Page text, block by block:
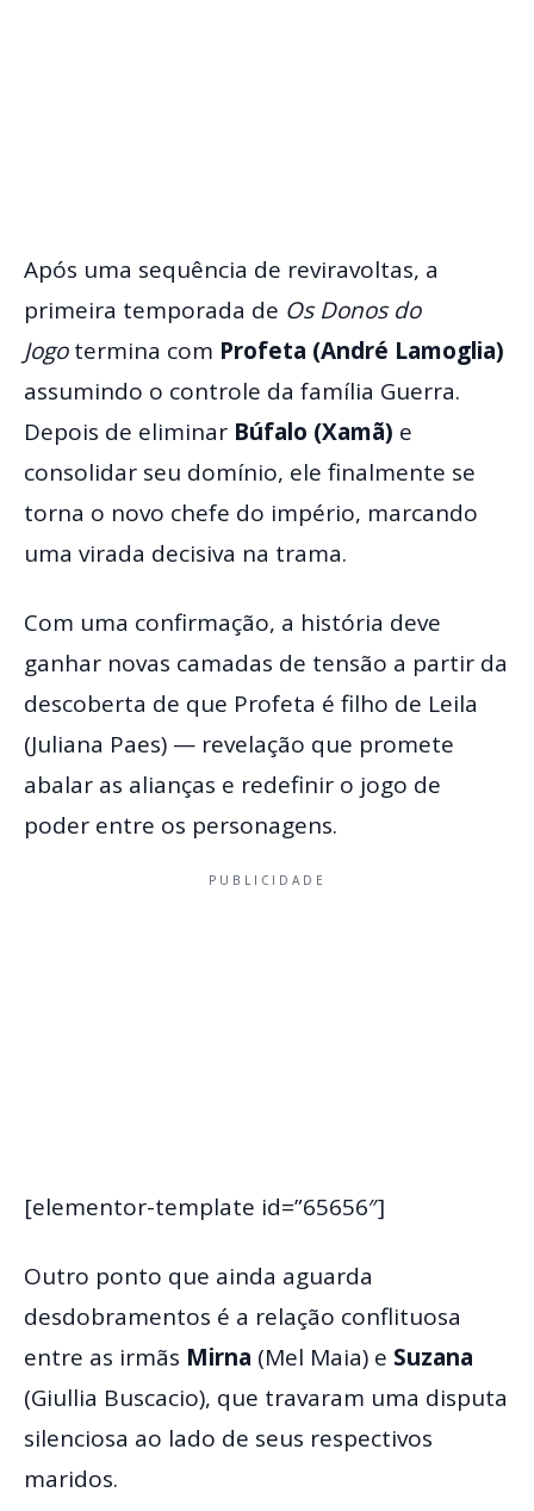
Após uma sequência de reviravoltas, a
primeira temporada de Os Donos do
Jogotermina com Profeta (André Lamoglia)
assumindo o controle da família Guerra.
Depois de eliminar Búfalo (Xamã) e
consolidar seu domínio, ele finalmente se
torna o novo chefe do império, marcando
uma virada decisiva na trama.
Com uma confirmação, a história deve
ganhar novas camadas de tensão a partir da
descoberta de que Profeta é filho de Leila
(Juliana Paes) — revelação que promete
abalar as alianças e redefinir o jogo de
poder entre os personagens.
PUBLICIDADE
[elementor-template id=”65656″]
Outro ponto que ainda aguarda
desdobramentos é a relação conflituosa
entre as irmãs Mirna (Mel Maia) e Suzana
(Giullia Buscacio), que travaram uma disputa
silenciosa ao lado de seus respectivos
maridos.